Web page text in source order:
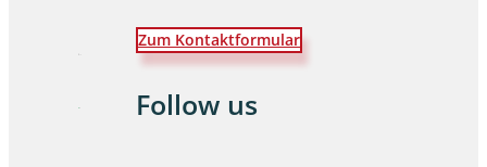
Zum Kontaktformular
Follow us